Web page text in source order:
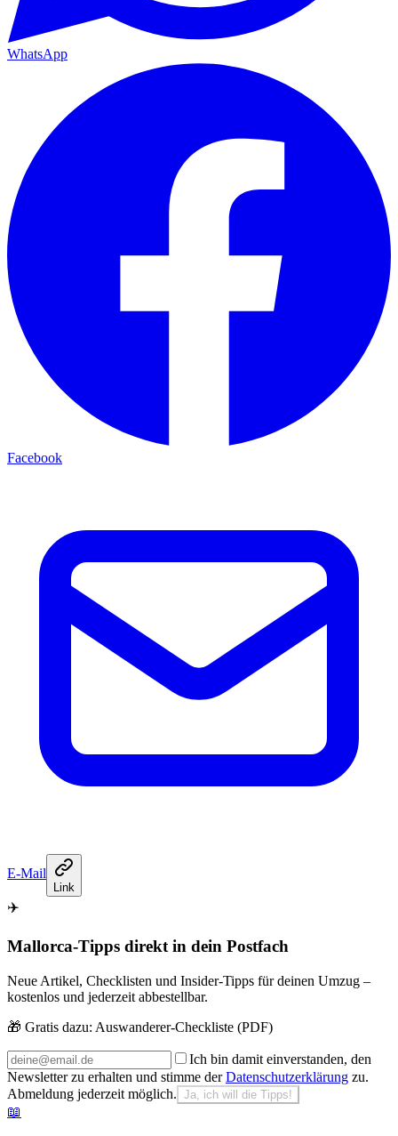
WhatsApp
Facebook
E-Mail
Link
✈️
Mallorca-Tipps direkt in dein Postfach
Neue Artikel, Checklisten und Insider-Tipps für deinen Umzug –
kostenlos und jederzeit abbestellbar.
🎁 Gratis dazu: Auswanderer-Checkliste (PDF)
Ich bin damit einverstanden, den
Newsletter zu erhalten und stimme der Datenschutzerklärung zu.
Abmeldung jederzeit möglich. Ja, ich will die Tipps!
📖